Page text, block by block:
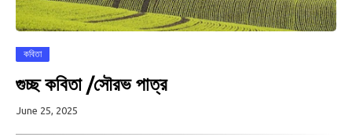
কবিতা
গুচ্ছ কবিতা /সৌরভ পাত্র
June 25, 2025